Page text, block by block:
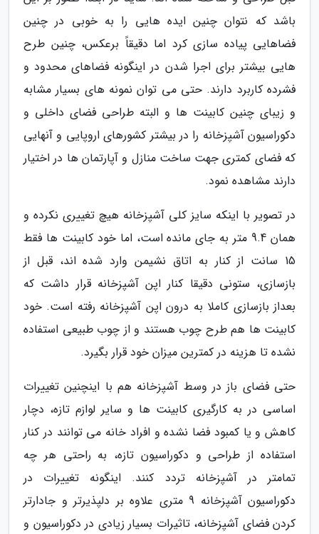
باشد که نتوان چنین ایده هایی را به خوبی در چنین
فضاهایی پیاده سازی کرد اما دقیقاً برعکس، چنین طرح
هایی بیشتر برای اجرا شدن در اینگونه فضاهای محدود و
فشرده کاربرد دارند. حتی می توان نمونه های بسیار مشابه
و زیبای چنین کابینت ها و البته طراحی فضای داخلی و
دکوراسیون آشپزخانه را در بیشتر کشورهای اروپایی و آنهایی
که فضای کمتری جهت ساخت منازل و آپارتمان ها در اختیار
دارند مشاهده نمود.
در تصویر با اینکه سایز کلی آشپزخانه هیچ تغییری نکرده و
همان 9.4 متر به جای مانده است، اما خود کابینت ها فقط
15 سانت از کنار به اتاق نشیمن وارد شده اند، قبل از
بازسازی، ستونی دقیقا کنار اپن آشپزخانه قرار داشت که
بعداز بازسازی کاملا به درون اپن آشپزخانه رفته است. خود
کابینت ها هم طرح چوب هستند و از چوب طبیعی استفاده
نشده تا هزینه در کمترین میزان خود قرار بگیرد.
حتی فضای باز در وسط آشپزخانه هم با اینچنین تغییرات
اساسی در به کارگیری کابینت ها و سایر لوازم تازه، دچار
کاهش و یا کمبود فضا نشده و افراد خانه می توانند در کنار
استفاده از طراحی و دکوراسیون تازه، به راحتی هر چه
تمامتر در آشپزخانه تردد کنند. اینگونه تغییرات در
دکوراسیون آشپزخانه 9 متری علاوه بر دلپذیرتر و جادارتر
کردن فضای آشپزخانه، تاثیرات بسیار زیادی در دکوراسیون و